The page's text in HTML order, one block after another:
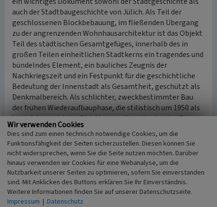
auch der Stadtbaugeschichte von Jülich. Als Teil der
geschlossenen Blockbebauung, im fließenden Übergang
zu der angrenzenden Wohnhausarchitektur ist das Objekt
Teil des städtischen Gesamtgefüges, innerhalb des in
großen Teilen einheitlichen Stadtkerns ein tragendes und
bündelndes Element, ein bauliches Zeugnis der
Nachkriegszeit und ein Festpunkt für die geschichtliche
Bedeutung der Innenstadt als Gesamtheit, geschützt als
Denkmalbereich. Als schlichter, zweckbestimmter Bau
der frühen Wiederaufbauphase, die stilistisch um 1950 als
beendet war, ist das Objekt - vor allem durch seine Bau-
und Ausstattungsdetails - erhaltenswert sowohl aus
architekturgeschichtlichen als auch aus künstlerischen
Gründen. Als Hotelbau im Stadtkern ist das Gebäude
schließlich auch von bautypologischem Aussagewert.
(Elke Janßen-Schnabel, LVR-Amt für Denkmalpflege im
Rheinland, 2019)
Wir verwenden Cookies
Dies sind zum einen technisch notwendige Cookies, um die
Funktionsfähigkeit der Seiten sicherzustellen. Diesen können Sie
nicht widersprechen, wenn Sie die Seite nutzen möchten. Darüber
hinaus verwenden wir Cookies für eine Webanalyse, um die
Nutzbarkeit unserer Seiten zu optimieren, sofern Sie einverstanden
sind. Mit Anklicken des Buttons erklären Sie Ihr Einverständnis.
Weitere Informationen finden Sie auf unserer Datenschutzseite.
Impressum | Datenschutz